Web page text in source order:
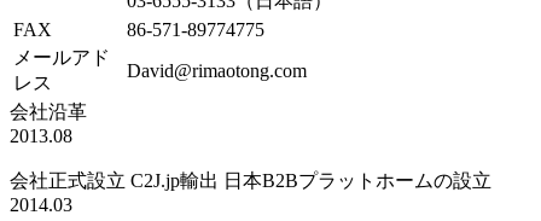
FAX
86-571-89774775
メールアド
レス
David@rimaotong.com
会社沿革
2013.08
会社正式設立 C2J.jp輸出 日本B2Bプラットホームの設立
2014.03